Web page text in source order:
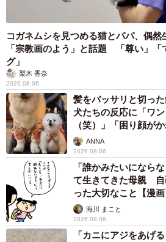
コガネムシを見つめる猫とパパ、偶
「宗教画のよう」と話題 「尊い」「
グ」
梨木 香奈
2026.08.06
髪をバッサリと切っ
犬たちの反応に「ワ
（笑）」「困り顔がか
ANNA
2026.08.06
「誰かみたいになら
て生きてきた母親 自
った大切なこと【漫画
海川 まこと
2026.08.06
「カニにアジをあげ